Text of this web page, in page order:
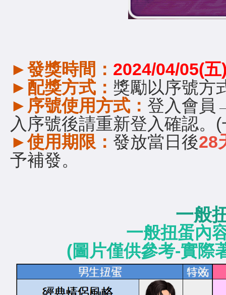
►發獎時間： 2024/04/05(
► 配獎方式： 獎勵以序號方
► 序號使用方式： 登入會員
入序號後請重新登入確認。
►使用期限： 發放當日後28
予補發。
一般
一般扭蛋內
(圖片僅供參考-實際